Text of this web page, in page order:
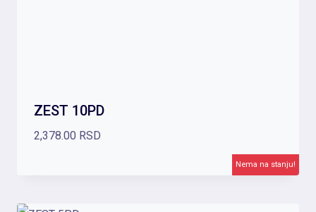
Nema na stanju!
ZEST 10PD
2,378.00 RSD